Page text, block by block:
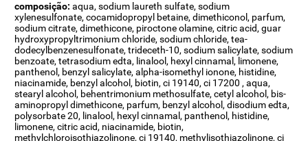
composição: aqua, sodium laureth sulfate, sodium
xylenesulfonate, cocamidopropyl betaine, dimethiconol, parfum,
sodium citrate, dimethicone, piroctone olamine, citric acid, guar
hydroxypropyltrimonium chloride, sodium chloride, tea-
dodecylbenzenesulfonate, trideceth-10, sodium salicylate, sodium
benzoate, tetrasodium edta, linalool, hexyl cinnamal, limonene,
panthenol, benzyl salicylate, alpha-isomethyl ionone, histidine,
niacinamide, benzyl alcohol, biotin, ci 19140, ci 17200 , aqua,
stearyl alcohol, behentrimonium methosulfate, cetyl alcohol, bis-
aminopropyl dimethicone, parfum, benzyl alcohol, disodium edta,
polysorbate 20, linalool, hexyl cinnamal, panthenol, histidine,
limonene, citric acid, niacinamide, biotin,
methylchloroisothiazolinone, ci 19140, methylisothiazolinone, ci